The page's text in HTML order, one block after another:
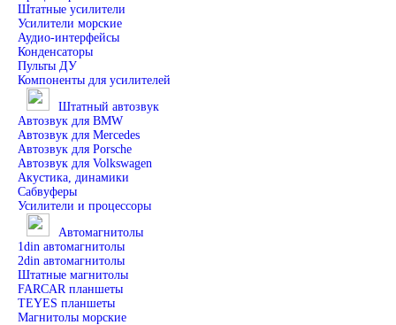
Штатные усилители
Усилители морские
Аудио-интерфейсы
Конденсаторы
Пульты ДУ
Компоненты для усилителей
Штатный автозвук
Автозвук для BMW
Автозвук для Mercedes
Автозвук для Porsche
Автозвук для Volkswagen
Акустика, динамики
Сабвуферы
Усилители и процессоры
Автомагнитолы
1din автомагнитолы
2din автомагнитолы
Штатные магнитолы
FARCAR планшеты
TEYES планшеты
Магнитолы морские